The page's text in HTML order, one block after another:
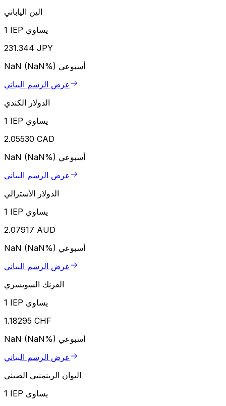
الين الياباني
1 IEP يساوي
231.344 JPY
NaN (NaN%) أسبوعي
عرض الرسم البياني
الدولار الكندي
1 IEP يساوي
2.05530 CAD
NaN (NaN%) أسبوعي
عرض الرسم البياني
الدولار الأسترالي
1 IEP يساوي
2.07917 AUD
NaN (NaN%) أسبوعي
عرض الرسم البياني
الفرنك السويسري
1 IEP يساوي
1.18295 CHF
NaN (NaN%) أسبوعي
عرض الرسم البياني
اليوان الرينمنبي الصيني
1 IEP يساوي